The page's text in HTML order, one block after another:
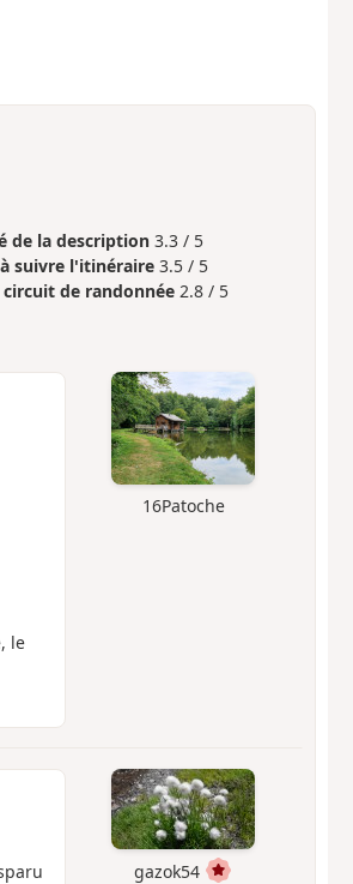
de la description 3.3 / 5
suivre l'itinéraire 3.5 / 5
de randonnée 2.8 / 5
16Patoche
le
gazok54